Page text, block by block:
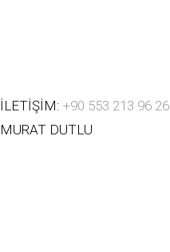
İLETİŞİM: +90 553 213 96 26
MURAT DUTLU